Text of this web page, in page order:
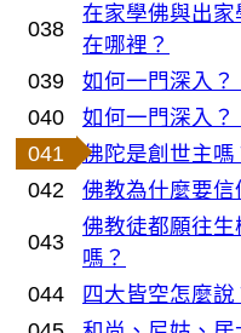
038
在家學佛與出家
在哪裡？
039 如何一門深入？
040
如何一門深入？
041
佛陀是創世主嗎
042
佛教為什麼要信
043
佛教徒都願往生
嗎？
044 四大皆空怎麼說